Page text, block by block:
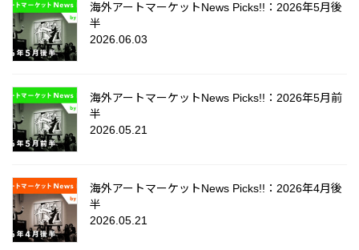
海外アートマーケットNews Picks!!：2026年5月後
半
2026.06.03
海外アートマーケットNews Picks!!：2026年5月前
半
2026.05.21
海外アートマーケットNews Picks!!：2026年4月後
半
2026.05.21